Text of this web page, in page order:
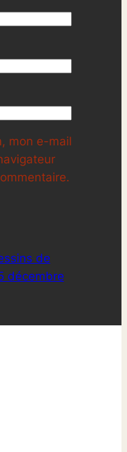
mon e-mail
de
décembre